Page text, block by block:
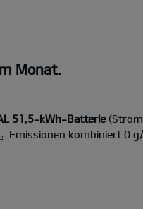
Monat.
51,5-kWh-Batterie
2 -Emissionen kombiniert 0